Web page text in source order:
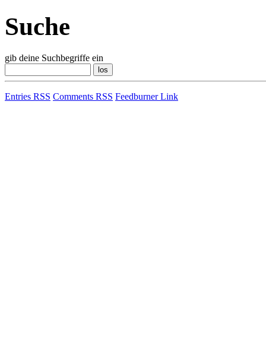
Suche
gib deine Suchbegriffe ein
Entries RSS Comments RSS Feedburner Link